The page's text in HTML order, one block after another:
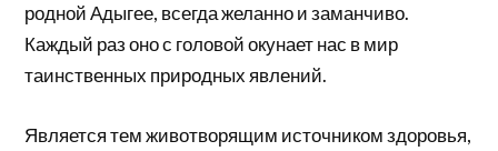
родной Адыгее, всегда желанно и заманчиво.
Каждый раз оно с головой окунает нас в мир
таинственных природных явлений.
Является тем животворящим источником здоровья,